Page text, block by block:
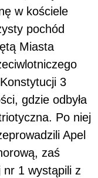
w kościele
pochód
Miasta
3
gdzie odbyła
Po niej
Apel
zaś
nr 1 wystąpili z